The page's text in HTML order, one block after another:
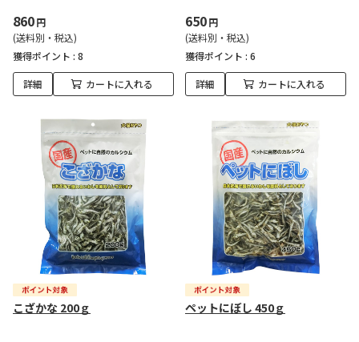
860円
(送料別・税込)
獲得ポイント : 8
詳細 カートに入れる
650円
(送料別・税込)
獲得ポイント : 6
詳細 カートに入れる
こざかな 200ｇ ペットにぼし 450ｇ